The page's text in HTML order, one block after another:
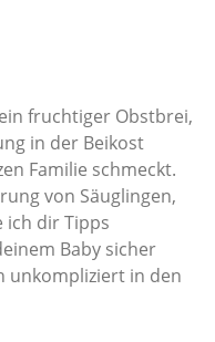
fruchtiger Obstbrei,
in der Beikost
Familie schmeckt.
von Säuglingen,
ich dir Tipps
Baby sicher
unkompliziert in den